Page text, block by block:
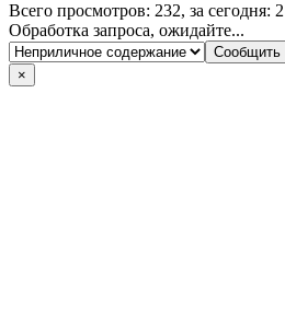
Всего просмотров: 232, за сегодня: 2
Обработка запроса, ожидайте...
×